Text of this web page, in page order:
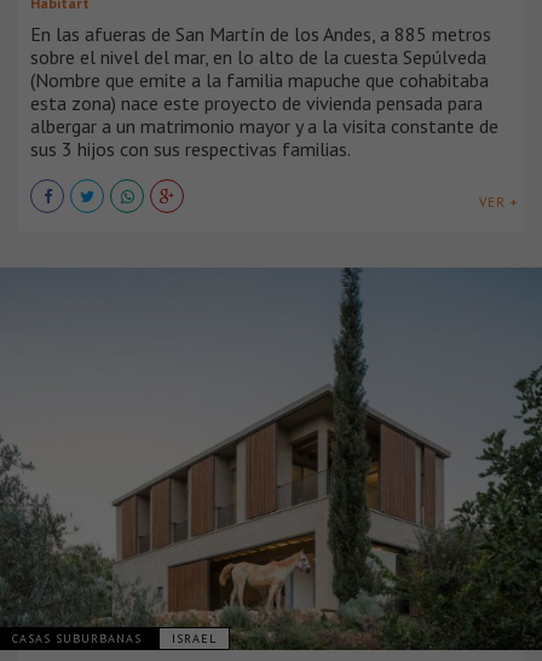
En las afueras de San Martín de los Andes, a 885 metros
sobre el nivel del mar, en lo alto de la cuesta Sepúlveda
(Nombre que emite a la familia mapuche que cohabitaba
esta zona) nace este proyecto de vivienda pensada para
albergar a un matrimonio mayor y a la visita constante de
sus 3 hijos con sus respectivas familias.
VER +
CASAS SUBURBANAS ISRAEL